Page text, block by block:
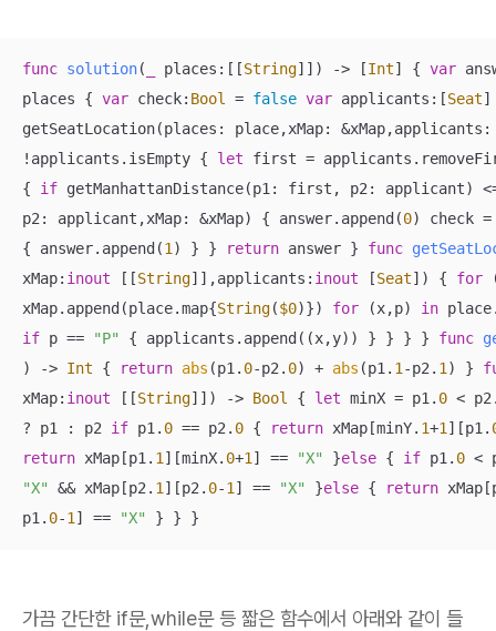
func solution( places :[[String]]) -> [Int] { var
places { var check: Bool = false var applicants:[Seat
getSeatLocation(places: place,xMap: &
! applicants.isEmpty { let first =
{ if getManhattanDistance(p1: first, p2: applicant)
p2: applicant,xMap: &xMap) { answer.append(0) check =
{ answer.append(1) } } return answer } func
xMap: inout [[String]],applicants : inout [Seat]) { for
xMap.append(place.map{String($0)}) for (x,p) in
if p == "P" { applicants.append((x,y)) } } } } func
)
-> Int { return abs (p1. 0-p2. 0) + abs (p1. 1-p2. 1) }
xMap: inout [[String]]) -> Bool { let minX = p1. 0 <
? p1 : p2 if p1. 0 == p2. 0 { return xMap[minY. 1+1][p1.
return xMap[p1. 1][minX. 0+1] == "X" }else { if p1. 0 <
"X"
&& xMap[p2. 1][p2. 0-1] == "X" }else { return
p1. 0-1] == "X" } } }
가끔 간단한 if문,while문 등 짧은 함수에서 아래와 같이 들